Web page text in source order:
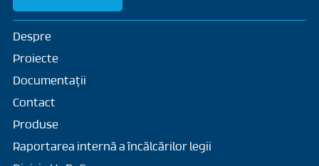
Despre
Proiecte
Documentații
Contact
Produse
Raportarea internă a încălcărilor legii